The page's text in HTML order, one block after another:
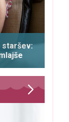
staršev: